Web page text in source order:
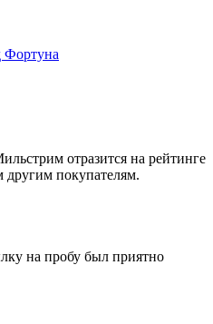
Фортуна
отразится на рейтинге
покупателям.
на пробу был приятно